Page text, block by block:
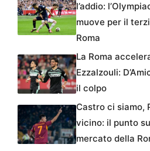
l’addio:
muove per il
Roma
La Roma
Ezzalzouli:
il colpo
Castro ci siamo,
vicino: il punto
mercato della